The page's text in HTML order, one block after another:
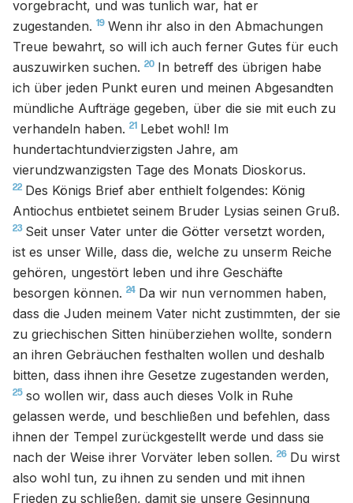
vorgebracht, und was tunlich war, hat er
zugestanden. 19 Wenn ihr also in den Abmachungen
Treue bewahrt, so will ich auch ferner Gutes für euch
auszuwirken suchen. 20 In betreff des übrigen habe
ich über jeden Punkt euren und meinen Abgesandten
mündliche Aufträge gegeben, über die sie mit euch zu
verhandeln haben. 21 Lebet wohl! Im
hundertachtundvierzigsten Jahre, am
vierundzwanzigsten Tage des Monats Dioskorus.
22 Des Königs Brief aber enthielt folgendes: König
Antiochus entbietet seinem Bruder Lysias seinen Gruß.
23 Seit unser Vater unter die Götter versetzt worden,
ist es unser Wille, dass die, welche zu unserm Reiche
gehören, ungestört leben und ihre Geschäfte
besorgen können. 24 Da wir nun vernommen haben,
dass die Juden meinem Vater nicht zustimmten, der sie
zu griechischen Sitten hinüberziehen wollte, sondern
an ihren Gebräuchen festhalten wollen und deshalb
bitten, dass ihnen ihre Gesetze zugestanden werden,
25 so wollen wir, dass auch dieses Volk in Ruhe
gelassen werde, und beschließen und befehlen, dass
ihnen der Tempel zurückgestellt werde und dass sie
nach der Weise ihrer Vorväter leben sollen. 26 Du wirst
also wohl tun, zu ihnen zu senden und mit ihnen
Frieden zu schließen, damit sie unsere Gesinnung